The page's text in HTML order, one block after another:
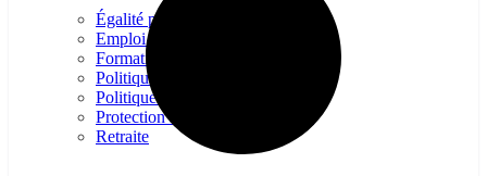
Égalité professionelle
Emploi – Conditions de travail
Formation professionnelles
Politique d’entreprise
Politique Industrielle
Protection sociale – Prévoyance
Retraite